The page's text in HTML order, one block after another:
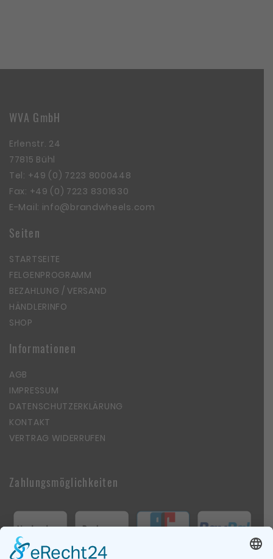
WVA GmbH
Erlenstr. 24
77815 Bühl
Tel: +49 (0) 7223 8000448
Fax: +49 (0) 7223 8301630
E-Mail: info@brandwheels.com
Seiten
STARTSEITE
FELGENPROGRAMM
BEZAHLUNG / VERSAND
HÄNDLERINFO
SHOP
Informationen
AGB
IMPRESSUM
DATENSCHUTZERKLÄRUNG
KONTAKT
VERTRAG WIDERRUFEN
Zahlungsmöglichkeiten